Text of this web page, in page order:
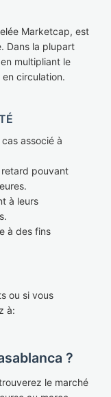
Marketcap, est
Dans la plupart
multipliant le
circulation.
associé à
pouvant
à leurs
à des fins
ou si vous
à:
?
le marché